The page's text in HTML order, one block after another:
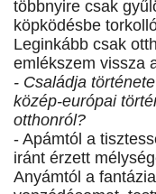
többnyire csak
köpködésbe
Leginkább csak
emlékszem vissza
- Családja
közép-európai
otthonról?
- Apámtól a
iránt érzett
Anyámtól a